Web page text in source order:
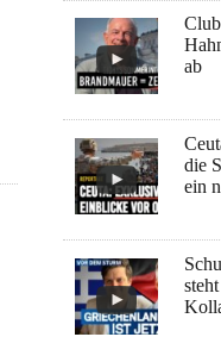
ab
die
ein